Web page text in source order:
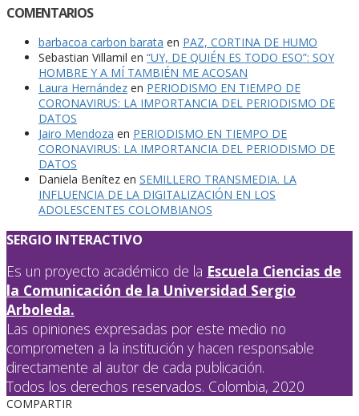
COMENTARIOS
barbacoa carbon barata en PAZ, CORTINA DE HUMO
Sebastian Villamil en “UY, DE QUIÉN ES TODO ESO”: SOY
HOMBRE Y A MÍ TAMBIÉN ME ACOSAN
Laura Hernández en PERIODISMO EN TIEMPO DE
CORONAVIRUS: LA IMPORTANCIA DEL PERIODISMO DE
DATOS
Jairo Mendoza en PERIODISMO EN TIEMPO DE
CORONAVIRUS: LA IMPORTANCIA DEL PERIODISMO DE
DATOS
Daniela Benítez en SEMILLERO TRANSMEDIA. LA
INFLUENCIA DE LA DIGITALIZACIÓN EN LOS
ADOLESCENTES COLOMBIANOS
SERGIO INTERACTIVO
Es un proyecto académico de la Escuela Ciencias de
la Comunicación de la Universidad Sergio
Arboleda.
Las opiniones expresadas por este medio no
comprometen a la institución y hacen responsable
directamente al autor de cada publicación.
Todos los derechos reservados. Colombia, 2020
COMPARTIR